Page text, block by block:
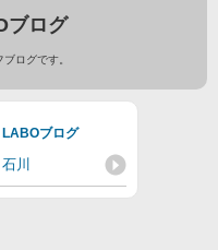
ブログ
ログです。
ブログ
川